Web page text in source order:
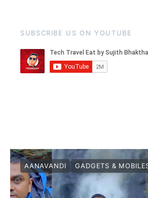
SUBSCRIBE US ON YOUTUBE
AANAVANDI GADGETS &